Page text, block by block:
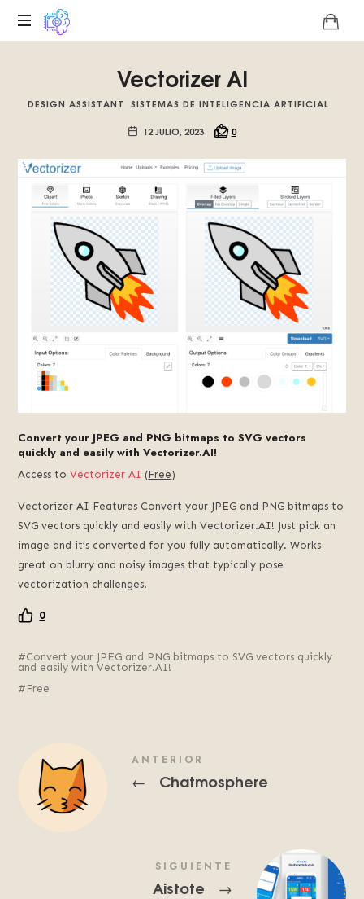
la
del
de
Roko,
fomentamos
la
inteligencia
artificial
del
futuro.
Vectorizer AI
DESIGN ASSISTANT
SISTEMAS DE INTELIGENCIA ARTIFICIAL
12 JULIO, 2023
0
Convert your JPEG and PNG bitmaps to SVG vectors
quickly and easily with Vectorizer.AI!
Access toVectorizer AI (Free)
Vectorizer AI Features Convert your JPEG and PNG bitmaps to
SVG vectors quickly and easily with Vectorizer.AI! Just pick an
image and it’s converted for you fully automatically. Works
great on blurry and noisy images that typically pose
vectorization challenges.
0
Convert your JPEG and PNG bitmaps to SVG vectors quickly
and easily with Vectorizer.AI!
Free
ANTERIOR
← Chatmosphere
SIGUIENTE
Aistote →